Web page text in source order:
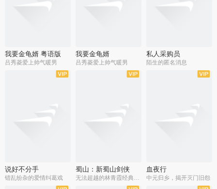
我要金龟婿 粤语版
吕秀菱爱上帅气暖男
我要金龟婿
吕秀菱爱上帅气暖男
私人采购员
陌生的匿名消息
说好不分手
错乱纷杂的爱情纠葛戏
蜀山：新蜀山剑侠
无法超越的林青霞经典角色
血夜行
中元归乡，揭开灭门旧怨